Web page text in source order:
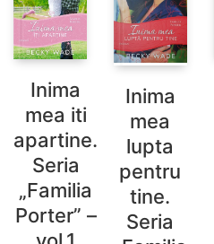
Inima
mea iti
apartine.
Seria
„Familia
Porter” –
Inima
mea
lupta
pentru
tine.
Seria